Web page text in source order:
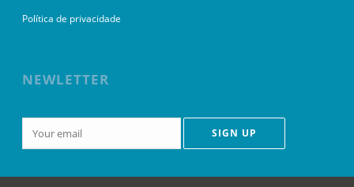
Política de privacidade
NEWLETTER